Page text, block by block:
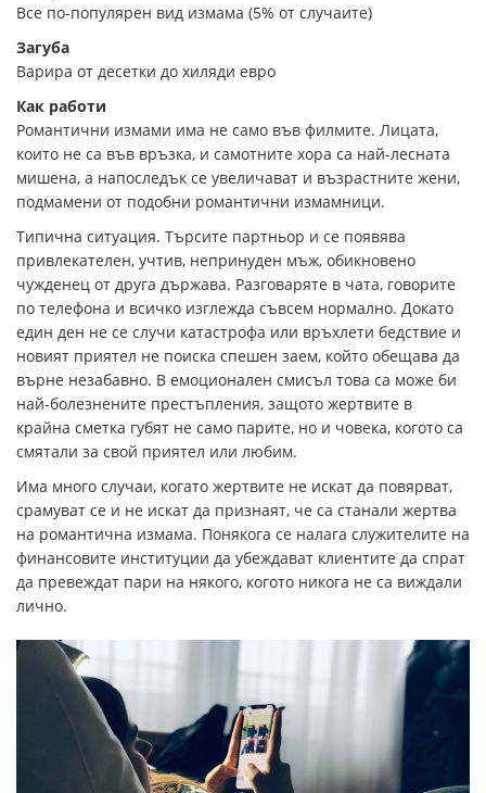
Все по-популярен вид измама (5% от случаите)
Загуба
Варира от десетки до хиляди евро
Как работи
Романтични измами има не само във филмите. Лицата,
които не са във връзка, и самотните хора са най-лесната
мишена, а напоследък се увеличават и възрастните жени,
подмамени от подобни романтични измамници.
Типична ситуация. Търсите партньор и се появява
привлекателен, учтив, непринуден мъж, обикновено
чужденец от друга държава. Разговаряте в чата, говорите
по телефона и всичко изглежда съвсем нормално. Докато
един ден не се случи катастрофа или връхлети бедствие и
новият приятел не поиска спешен заем, който обещава да
върне незабавно. В емоционален смисъл това са може би
най-болезнените престъпления, защото жертвите в
крайна сметка губят не само парите, но и човека, когото са
смятали за свой приятел или любим.
Има много случаи, когато жертвите не искат да повярват,
срамуват се и не искат да признаят, че са станали жертва
на романтична измама. Понякога се налага служителите на
финансовите институции да убеждават клиентите да спрат
да превеждат пари на някого, когото никога не са виждали
лично.